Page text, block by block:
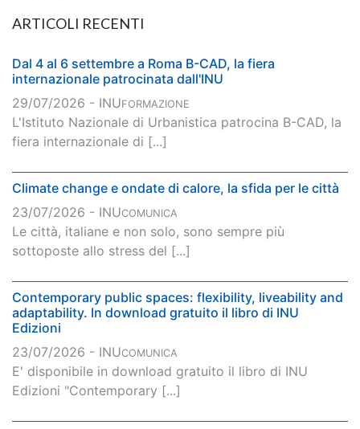
ARTICOLI RECENTI
Dal 4 al 6 settembre a Roma B-CAD, la fiera
internazionale patrocinata dall'INU
29/07/2026 - INUFORMAZIONE
L'Istituto Nazionale di Urbanistica patrocina B-CAD, la
fiera internazionale di [...]
Climate change e ondate di calore, la sfida per le città
23/07/2026 - INUCOMUNICA
Le città, italiane e non solo, sono sempre più
sottoposte allo stress del [...]
Contemporary public spaces: flexibility, liveability and
adaptability. In download gratuito il libro di INU
Edizioni
23/07/2026 - INUCOMUNICA
E' disponibile in download gratuito il libro di INU
Edizioni "Contemporary [...]